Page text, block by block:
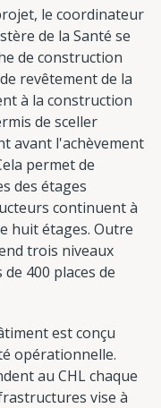
le coordinateur
de la Santé se
de construction
revêtement de la
à la construction
de sceller
avant l'achèvement
permet de
des étages
continuent à
huit étages. Outre
trois niveaux
400 places de
est conçu
opérationnelle.
au CHL chaque
vise à